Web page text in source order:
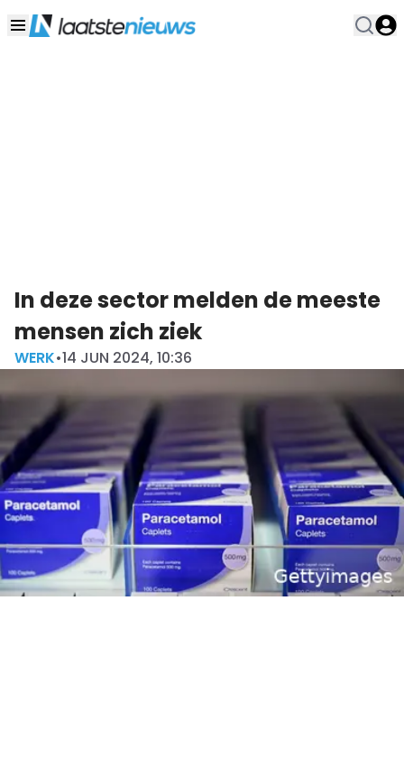
In deze sector melden de meeste
mensen zich ziek
WERK•14 JUN 2024, 10:36